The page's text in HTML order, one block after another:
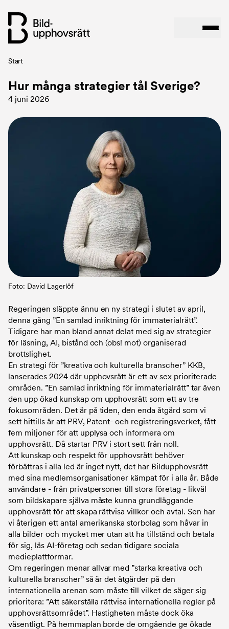
Hoppa
huvudinnehåll
Länkstig
Start
Hur många strategier tål Sverige?
4 juni 2026
Bild
Foto: David Lagerlöf
Regeringen släppte ännu en ny strategi i slutet av april,
denna gång ”En samlad inriktning för immaterialrätt”.
Tidigare har man bland annat delat med sig av strategier
för läsning, AI, bistånd och (obs! mot) organiserad
brottslighet.
En strategi för ”kreativa och kulturella branscher” KKB,
lanserades 2024 där upphovsrätt är ett av sex prioriterade
områden. ”En samlad inriktning för immaterialrätt” tar även
den upp ökad kunskap om upphovsrätt som ett av tre
fokusområden. Det är på tiden, den enda åtgärd som vi
sett hittills är att PRV, Patent- och registreringsverket, fått
fem miljoner för att upplysa och informera om
upphovsrätt. Då startar PRV i stort sett från noll.
Att kunskap och respekt för upphovsrätt behöver
förbättras i alla led är inget nytt, det har Bildupphovsrätt
med sina medlemsorganisationer kämpat för i alla år. Både
användare - från privatpersoner till stora företag - likväl
som bildskapare själva måste kunna grundläggande
upphovsrätt för att skapa rättvisa villkor och avtal. Sen har
vi återigen ett antal amerikanska storbolag som håvar in
alla bilder och mycket mer utan att ha tillstånd och betala
för sig, läs AI-företag och sedan tidigare sociala
medieplattformar.
Om regeringen menar allvar med ”starka kreativa och
kulturella branscher” så är det åtgärder på den
internationella arenan som måste till vilket de säger sig
prioritera: ”Att säkerställa rättvisa internationella regler på
upphovsrättsområdet”. Hastigheten måste dock öka
väsentligt. På hemmaplan borde de omgående ge ökade